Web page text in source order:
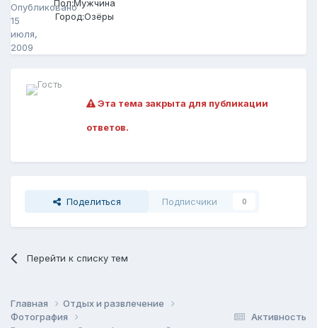
Опубликовано
15
июля,
2009
Пол:Мужчина
Город:Озёры
Эта тема закрыта для публикации
ответов.
Поделиться Подписчики 0
Перейти к списку тем
Активность
Главная
Отдых и развлечение
Фотография